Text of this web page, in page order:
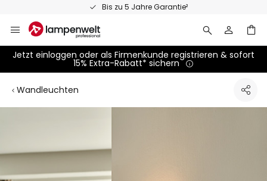
Bis zu 5 Jahre Garantie²
Inhalt
springen
Jetzt einloggen oder als Firmenkunde registrieren & sofort
15% Extra-Rabatt* sichern
Wandleuchten
Bildgalerie
springen